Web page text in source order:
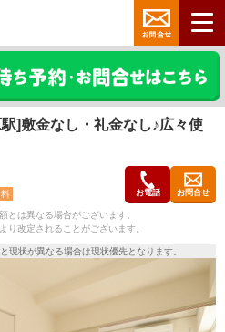
]敷金なし・礼金なし♪広々使
お電話 お問合せ
とは異なる場合がございます。
り改定されることがございます。
状が異なる場合は現状優先となります。